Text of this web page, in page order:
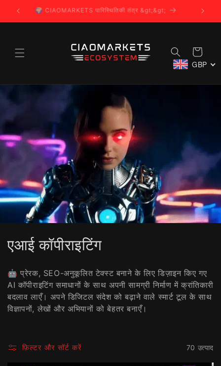
सामग्री
पर जाएं
🌍 CIAOMARKETS पारिस्थितिकी तंत्र &gt;&gt;
कार्ट
GBP
सं
ह
:
एआई कॉपीराइटिंग
🤖 प्रेरक, SEO-अनुकूलित टेक्स्ट बनाने के लिए डिज़ाइन किए गए
AI कॉपीराइटिंग समाधानों के साथ अपनी सामग्री निर्माण में क्रांतिकारी
बदलाव लाएँ। अपने डिजिटल संदेश को बढ़ाने वाले स्मार्ट टूल के साथ
विज्ञापनों, लेखों और अभियानों को बेहतर बनाएँ।
फ़िल्टर और सॉर्ट करें 70 उत्पाद